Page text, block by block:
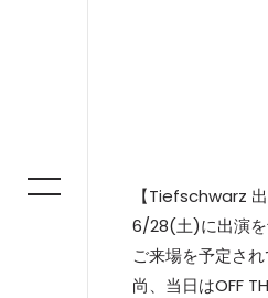
【Tiefschwarz
6/28(土)に出演を
ご来場を予定さ
尚、当日はOFF